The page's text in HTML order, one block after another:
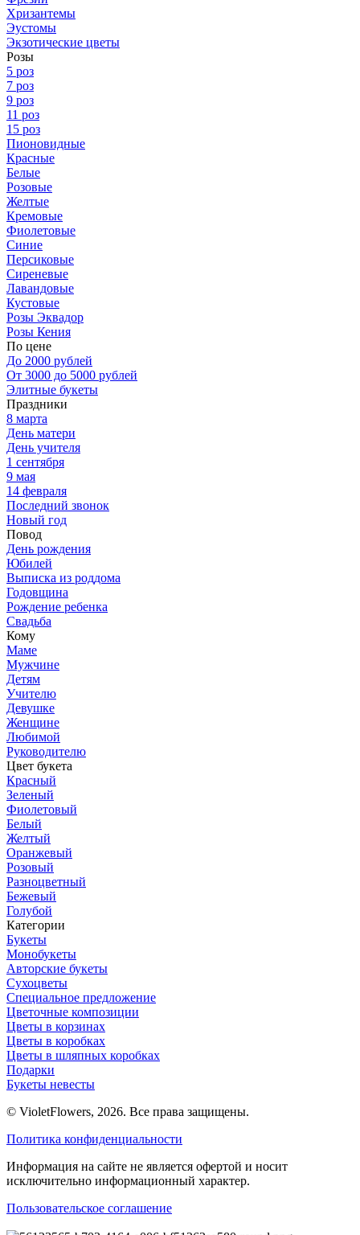
Хризантемы
Эустомы
Экзотические цветы
Розы
5 роз
7 роз
9 роз
11 роз
15 роз
Пионовидные
Красные
Белые
Розовые
Желтые
Кремовые
Фиолетовые
Синие
Персиковые
Сиреневые
Лавандовые
Кустовые
Розы Эквадор
Розы Кения
По цене
До 2000 рублей
От 3000 до 5000 рублей
Элитные букеты
Праздники
8 марта
День матери
День учителя
1 сентября
9 мая
14 февраля
Последний звонок
Новый год
Повод
День рождения
Юбилей
Выписка из роддома
Годовщина
Рождение ребенка
Свадьба
Кому
Маме
Мужчине
Детям
Учителю
Девушке
Женщине
Любимой
Руководителю
Цвет букета
Красный
Зеленый
Фиолетовый
Белый
Желтый
Оранжевый
Розовый
Разноцветный
Бежевый
Голубой
Категории
Букеты
Монобукеты
Авторские букеты
Сухоцветы
Специальное предложение
Цветочные композиции
Цветы в корзинах
Цветы в коробках
Цветы в шляпных коробках
Подарки
Букеты невесты
© VioletFlowers, 2026. Все права защищены.
Политика конфиденциальности
Информация на сайте не является офертой и носит
исключительно информационный характер.
Пользовательское соглашение